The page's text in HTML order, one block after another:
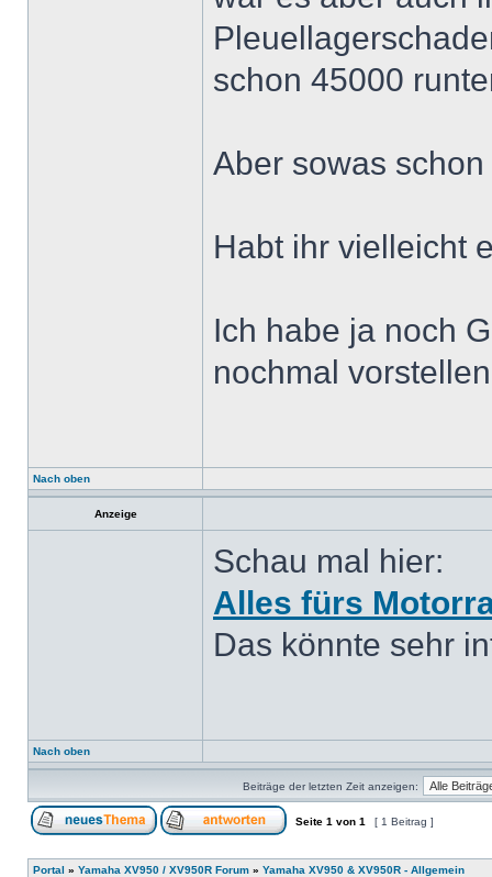
schon 45000
Aber sowas
Habt ihr vielleicht
Ich habe ja noch
nochmal
Nach oben
Anzeige
Schau mal hier:
Alles fürs
Das könnte sehr
Nach oben
Beiträge der letzten Zeit anzeigen:
Seite 1 von 1 [ 1 Beitrag ]
Portal » Yamaha XV950 / XV950R Forum » Yamaha XV950 & XV950R - Allgemein